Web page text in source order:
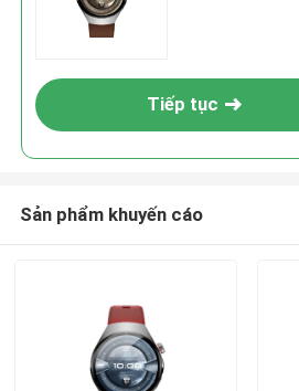
Tiếp tục
Sản phẩm khuyến cáo